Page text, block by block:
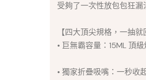
受夠了一次性放包包狂漏
【四大頂尖規格，一抽就
• 巨無霸容量：15ML 頂
• 獨家折疊吸嘴：一秒收